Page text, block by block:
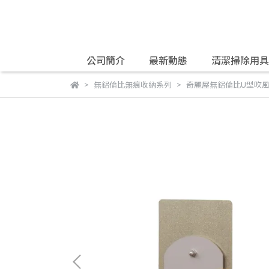
下單，僅供宅配之商品請勿
公司簡介 最新動態 清潔掃除用具
無鋁倫比無痕收納系列 奇麗屋無鋁倫比U型吹